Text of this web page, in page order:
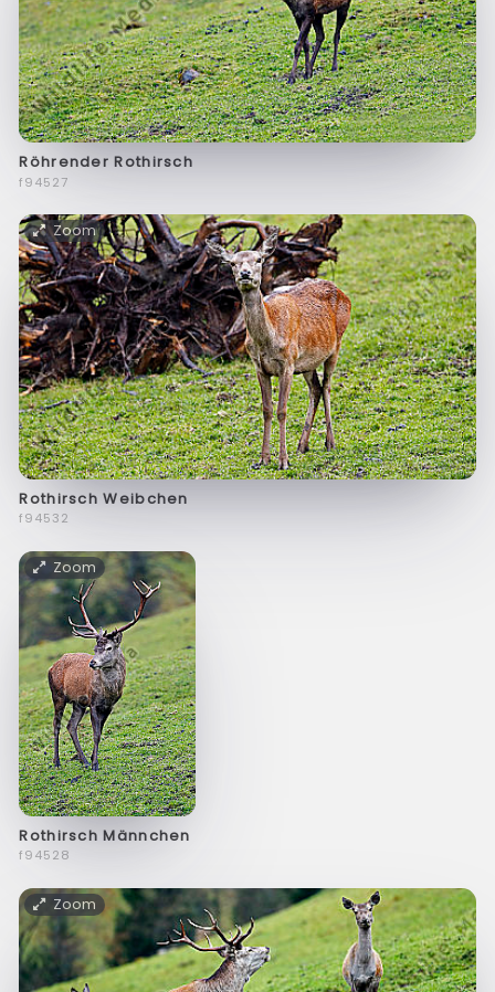
Röhrender Rothirsch
f94527
Zoom
Rothirsch Weibchen
f94532
Zoom
Rothirsch Männchen
f94528
Zoom